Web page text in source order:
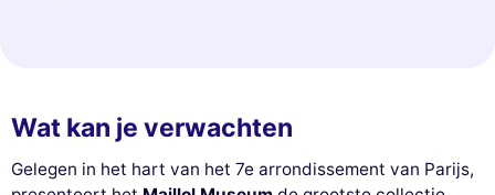
Wat kan je verwachten
Gelegen in het hart van het 7e arrondissement van Parijs,